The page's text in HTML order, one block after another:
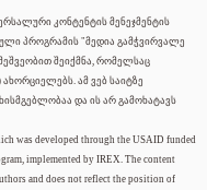
კონტენტის მენეჯმენტის
პროგრამის "მედია გამჭვირვალე
შეიქმნა, რომელსაც
ამ ვებ საიტზე
და ის არ გამოხატავს
was developed through the USAID funded
implemented by IREX. The content
and does not reflect the position of